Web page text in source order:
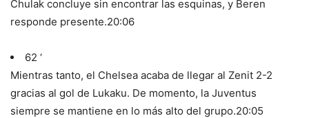
Chulak concluye sin encontrar las esquinas, y Beren
responde presente.20:06
62 ‘
Mientras tanto, el Chelsea acaba de llegar al Zenit 2-2
gracias al gol de Lukaku. De momento, la Juventus
siempre se mantiene en lo más alto del grupo.20:05